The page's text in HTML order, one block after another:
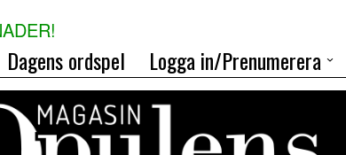
Dagens ordspel Logga in/Prenumerera